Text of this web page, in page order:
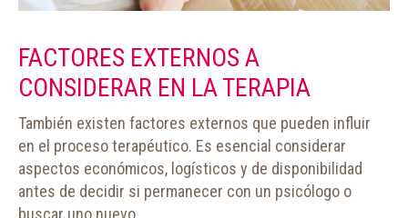
FACTORES EXTERNOS A
CONSIDERAR EN LA TERAPIA
También existen factores externos que pueden influir
en el proceso terapéutico. Es esencial considerar
aspectos económicos, logísticos y de disponibilidad
antes de decidir si permanecer con un psicólogo o
buscar uno nuevo.